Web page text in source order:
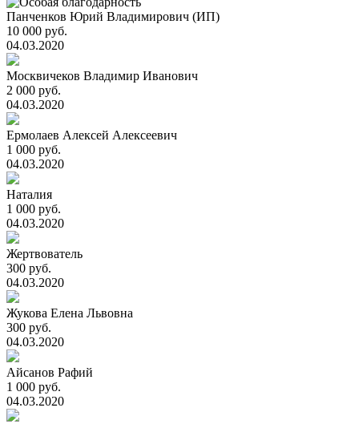
Панченков Юрий Владимирович (ИП)
10 000 руб.
04.03.2020
Москвичеков Владимир Иванович
2 000 руб.
04.03.2020
Ермолаев Алексей Алексеевич
1 000 руб.
04.03.2020
Наталия
1 000 руб.
04.03.2020
Жертвователь
300 руб.
04.03.2020
Жукова Елена Львовна
300 руб.
04.03.2020
Айсанов Рафий
1 000 руб.
04.03.2020